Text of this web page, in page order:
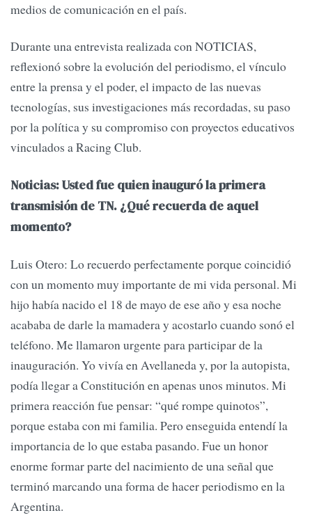
medios de comunicación en el país.
Durante una entrevista realizada con NOTICIAS,
reflexionó sobre la evolución del periodismo, el vínculo
entre la prensa y el poder, el impacto de las nuevas
tecnologías, sus investigaciones más recordadas, su paso
por la política y su compromiso con proyectos educativos
vinculados a Racing Club.
Noticias: Usted fue quien inauguró la primera
transmisión de TN. ¿Qué recuerda de aquel
momento?
Luis Otero: Lo recuerdo perfectamente porque coincidió
con un momento muy importante de mi vida personal. Mi
hijo había nacido el 18 de mayo de ese año y esa noche
acababa de darle la mamadera y acostarlo cuando sonó el
teléfono. Me llamaron urgente para participar de la
inauguración. Yo vivía en Avellaneda y, por la autopista,
podía llegar a Constitución en apenas unos minutos. Mi
primera reacción fue pensar: “qué rompe quinotos”,
porque estaba con mi familia. Pero enseguida entendí la
importancia de lo que estaba pasando. Fue un honor
enorme formar parte del nacimiento de una señal que
terminó marcando una forma de hacer periodismo en la
Argentina.